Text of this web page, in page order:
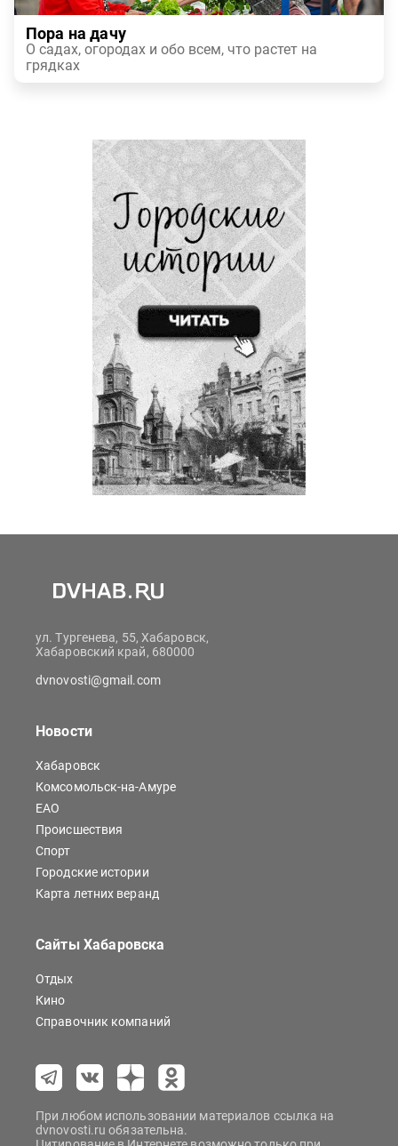
Пора на дачу
О садах, огородах и обо всем, что растет на
грядках
ул. Тургенева, 55, Хабаровск,
Хабаровский край, 680000
dvnovosti@gmail.com
Новости
Хабаровск
Комсомольск-на-Амуре
ЕАО
Происшествия
Спорт
Городские истории
Карта летних веранд
Сайты Хабаровска
Отдых
Кино
Справочник компаний
При любом использовании материалов ссылка на
dvnovosti.ru обязательна.